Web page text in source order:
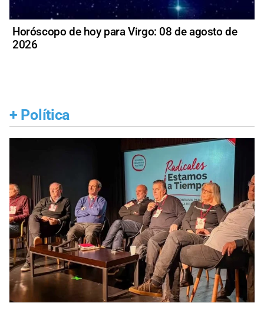
Horóscopo de hoy para Virgo: 08 de agosto de
2026
+ Política